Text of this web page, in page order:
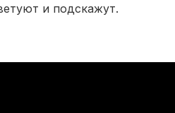
и подскажут.